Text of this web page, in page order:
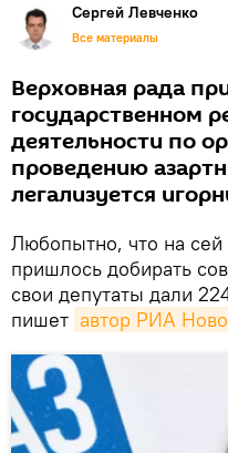
Сергей Левченко
Все материалы
Верховная рада
государственном
деятельности по
проведению
легализуется
Любопытно, что на
пришлось добирать
свои депутаты дали
пишет автор РИА